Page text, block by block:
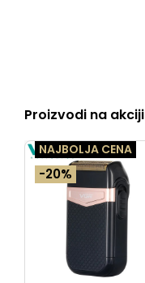
Proizvodi na akciji
NAJBOLJA CENA
-20%